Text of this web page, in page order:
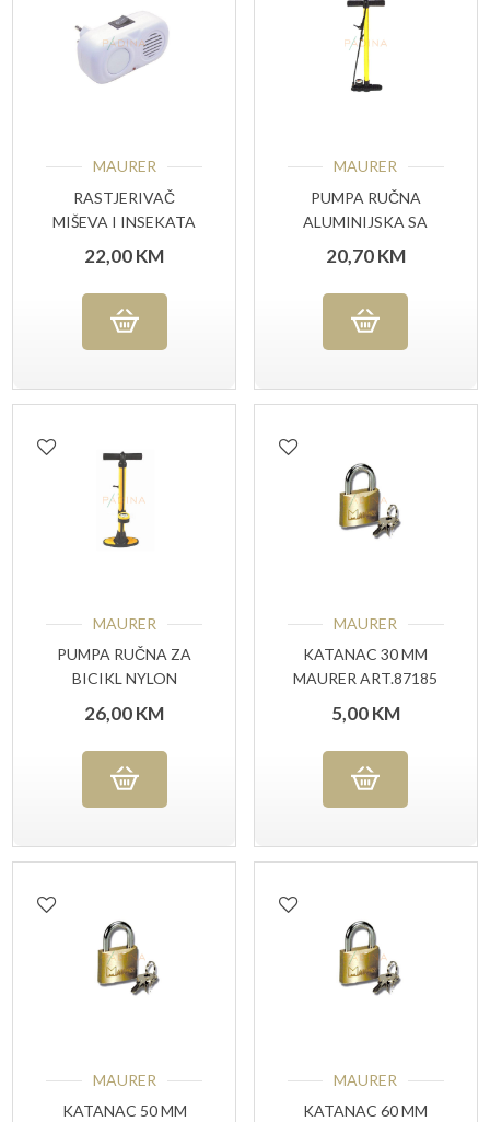
MAURER
RASTJERIVAČ
MIŠEVA I INSEKATA
ULTRAZVUČNI
22,00KM
MAURER
PUMPA RUČNA
ALUMINIJSKA SA
MANOMETROM
20,70KM
MAURER
PUMPA RUČNA ZA
BICIKL NYLON
26,00KM
MAURER
KATANAC 30 MM
MAURER ART.87185
5,00KM
MAURER
KATANAC 50 MM
MAURER
KATANAC 60 MM